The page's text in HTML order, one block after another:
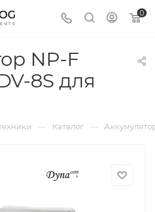
0
NP-F
8S для
— Каталог —